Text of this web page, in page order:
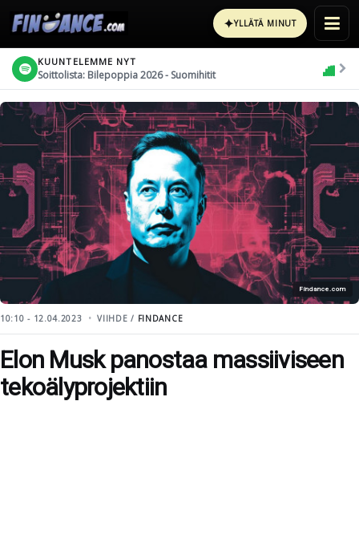
✦YLLÄTÄ MINUT
KUUNTELEMME NYT
Soittolista: Bilepoppia 2026 - Suomihitit
Findance.com
10:10 - 12.04.2023 VIIHDE / FINDANCE
Elon Musk panostaa massiiviseen
tekoälyprojektiin